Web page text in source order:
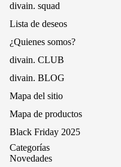
divain. squad
Lista de deseos
¿Quienes somos?
divain. CLUB
divain. BLOG
Mapa del sitio
Mapa de productos
Black Friday 2025
Categorías
Novedades